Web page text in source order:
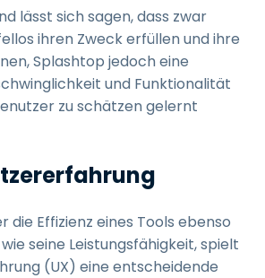
lässt sich sagen, dass zwar
ihren Zweck erfüllen und ihre
Splashtop jedoch eine
und Funktionalität
zu schätzen gelernt
die Effizienz eines Tools ebenso
seine Leistungsfähigkeit, spielt
(UX) eine entscheidende